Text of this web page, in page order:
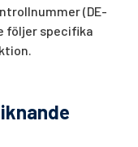
(DE-
följer specifika